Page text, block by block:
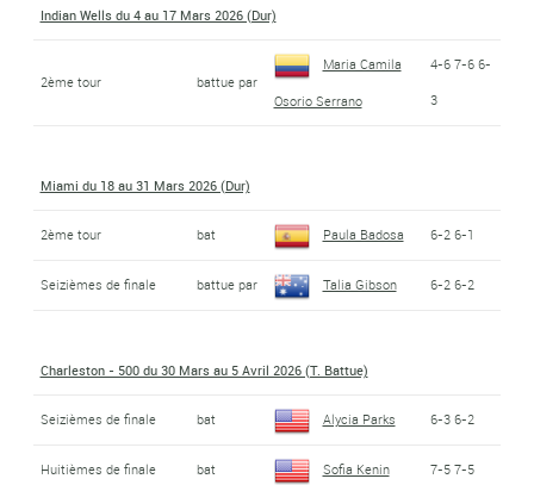
Indian Wells du 4 au 17 Mars 2026 (Dur)
2ème tour battue par
Maria Camila
Osorio Serrano
4-6 7-6 6-
3
Miami du 18 au 31 Mars 2026 (Dur)
2ème tour bat Paula Badosa 6-2 6-1
Seizièmes de finale battue par Talia Gibson 6-2 6-2
Charleston - 500 du 30 Mars au 5 Avril 2026 (T. Battue)
Seizièmes de finale bat Alycia Parks 6-3 6-2
Huitièmes de finale bat Sofia Kenin 7-5 7-5